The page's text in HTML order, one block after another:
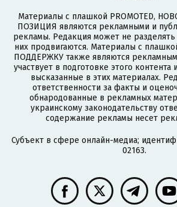
Материалы с плашкой PROMOTED,
ПОЗИЦИЯ являются рекламными и
рекламы. Редакция может не
них продвигаются. Материалы с
ПОДДЕРЖКУ также являются
участвует в подготовке этого контента
высказанные в этих материалах.
ответственности за факты и
обнародованные в рекламных
украинскому законодательству
содержание рекламы несет
Субъект в сфере онлайн-медиа;
02163.